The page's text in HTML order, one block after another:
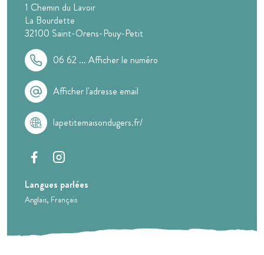
1 Chemin du Lavoir
La Bourdette
32100 Saint-Orens-Pouy-Petit
06 62 ... Afficher le numéro
Afficher l'adresse email
lapetitemaisondugers.fr/
Langues parlées
Anglais Français